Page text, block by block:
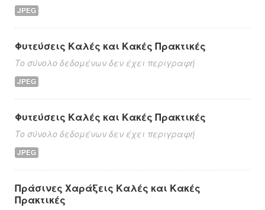
JPEG
Φυτεύσεις Καλές και Κακές Πρακτικές
Το σύνολο δεδομένων δεν έχει περιγραφή
JPEG
Φυτεύσεις Καλές και Κακές Πρακτικές
Το σύνολο δεδομένων δεν έχει περιγραφή
JPEG
Πράσινες Χαράξεις Καλές και Κακές
Πρακτικές